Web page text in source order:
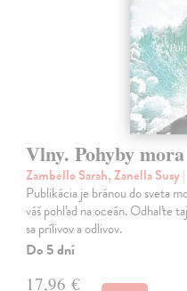
Vlny. Pohyby mora
Zambello Sarah, Zanella Susy
Publikácia je bránou do sveta
váš pohľad na oceán. Odhaľte
sa prílivov a odlivov.
Do 5 dní
17,96 €